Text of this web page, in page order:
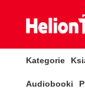
Kategorie
Audiobooki